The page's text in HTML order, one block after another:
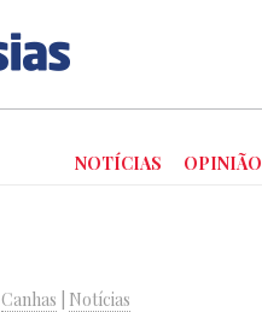
NOTÍCIAS OPINIÃO
Canhas
Notícias